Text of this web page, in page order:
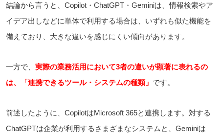
結論から言うと、Copilot・ChatGPT・Geminiは、情報検索やア
イデア出しなどに単体で利用する場合は、いずれも似た機能を
備えており、大きな違いを感じにくい傾向があります。
一方で、 実際の業務活用において3者の違いが顕著に表れるの
は、「連携できるツール・システムの種類」 です。
前述したように、CopilotはMicrosoft 365と連携します。対する
ChatGPTは企業が利用するさまざまなシステムと、Geminiは